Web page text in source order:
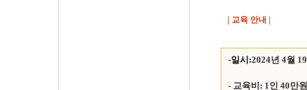
| 교육 안내 |
-일시:2024년 4월
- 교육비: 1인 40만